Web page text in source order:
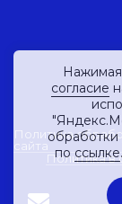
Политика
сайта
Политика в
Нажимая
согласие
обработки
поссылке